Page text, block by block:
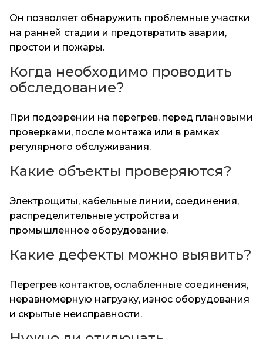
Он позволяет обнаружить проблемные участки
на ранней стадии и предотвратить аварии,
простои и пожары.
Когда необходимо проводить
обследование?
При подозрении на перегрев, перед плановыми
проверками, после монтажа или в рамках
регулярного обслуживания.
Какие объекты проверяются?
Электрощиты, кабельные линии, соединения,
распределительные устройства и
промышленное оборудование.
Какие дефекты можно выявить?
Перегрев контактов, ослабленные соединения,
неравномерную нагрузку, износ оборудования
и скрытые неисправности.